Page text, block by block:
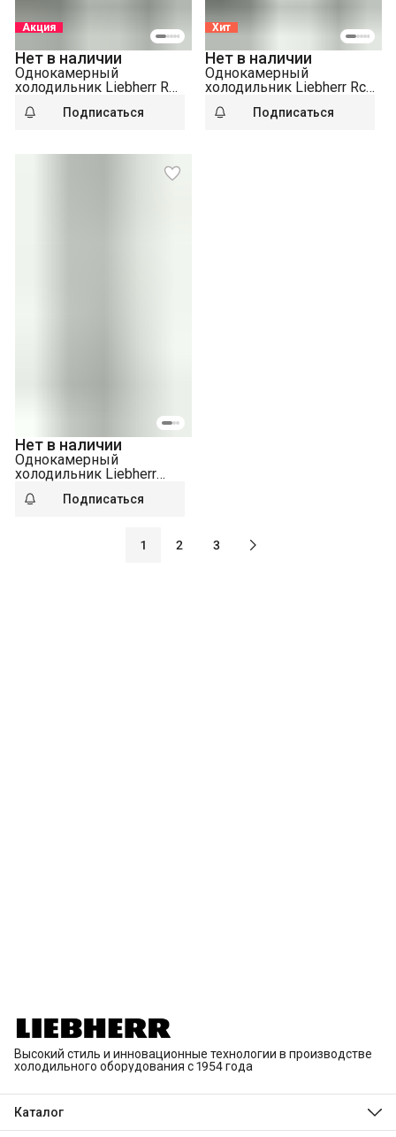
Акция
Нет в наличии
Однокамерный
холодильник Liebherr Rd
Подписаться
Хит
Нет в наличии
Однокамерный
холодильник Liebherr Rci
Подписаться
Нет в наличии
Однокамерный
холодильник Liebherr
Подписаться
1 2 3
Высокий стиль и инновационные технологии в производстве
холодильного оборудования с 1954 года
Каталог